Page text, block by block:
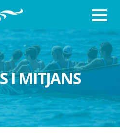
I MITJANS